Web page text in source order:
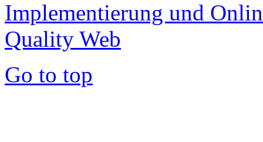
Implementierung und
Quality Web
Go to top